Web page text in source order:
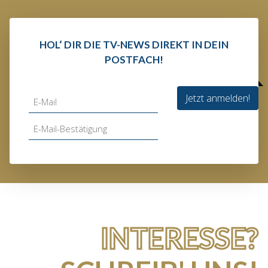
HOL‘ DIR DIE TV-NEWS DIREKT IN DEIN
POSTFACH!
Jetzt anmelden!
INTERESSE?